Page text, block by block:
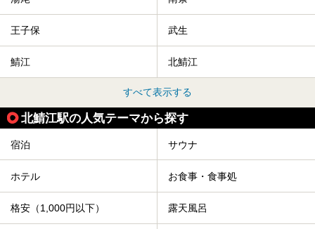
王子保 武生
鯖江 北鯖江
すべて表示する
北鯖江駅の人気テーマから探す
宿泊 サウナ
ホテル お食事・食事処
格安（1,000円以下） 露天風呂